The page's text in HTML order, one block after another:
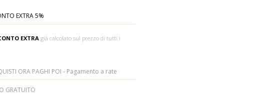
EXTRA 5%
EXTRAgià calcolato sul prezzo di tutti i
ORA PAGHI POI - Pagamento a rate
GRATUITO